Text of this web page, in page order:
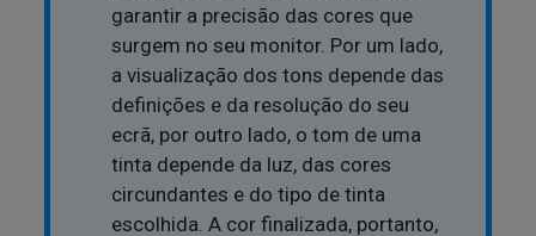
garantir a precisão das cores que
surgem no seu monitor. Por um lado,
a visualização dos tons depende das
definições e da resolução do seu
ecrã, por outro lado, o tom de uma
tinta depende da luz, das cores
circundantes e do tipo de tinta
escolhida. A cor finalizada, portanto,